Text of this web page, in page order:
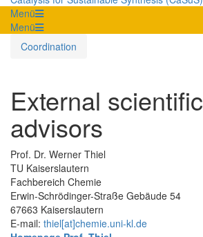
Menü
Menü
Coordination
External scientific
advisors
Prof. Dr. Werner Thiel
TU Kaiserslautern
Fachbereich Chemie
Erwin-Schrödinger-Straße Gebäude 54
67663 Kaiserslautern
E-mail: thiel[at]chemie.uni-kl.de